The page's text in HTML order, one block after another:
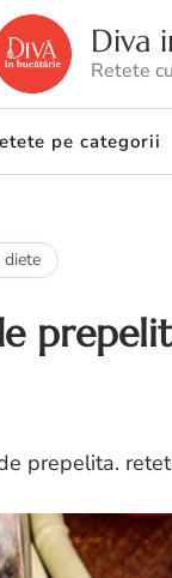
Diva
Retete
pe categorii
diete
prepelita.